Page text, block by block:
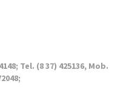
Tel. (8 37) 425136, Mob.